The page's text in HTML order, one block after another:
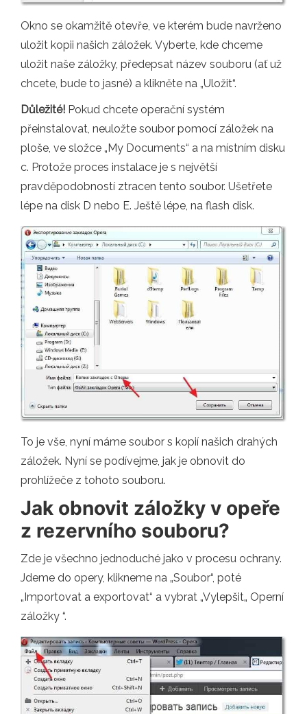
Okno se okamžitě otevře, ve kterém bude navrženo
uložit kopii našich záložek. Vyberte, kde chceme
uložit naše záložky, předepsat název souboru (ať už
chcete, bude to jasné) a klikněte na „Uložit“.
Důležité! Pokud chcete operační systém
přeinstalovat, neuložte soubor pomocí záložek na
ploše, ve složce „My Documents“ a na místním disku
c. Protože proces instalace je s největší
pravděpodobností ztracen tento soubor. Ušetřete
lépe na disk D nebo E. Ještě lépe, na flash disk.
To je vše, nyní máme soubor s kopií našich drahých
záložek. Nyní se podívejme, jak je obnovit do
prohlížeče z tohoto souboru.
Jak obnovit záložky v opeře
z rezervního souboru?
Zde je všechno jednoduché jako v procesu ochrany.
Jdeme do opery, klikneme na „Soubor“, poté
„Importovat a exportovat“ a vybrat „Vylepšit„ Operní
záložky “.